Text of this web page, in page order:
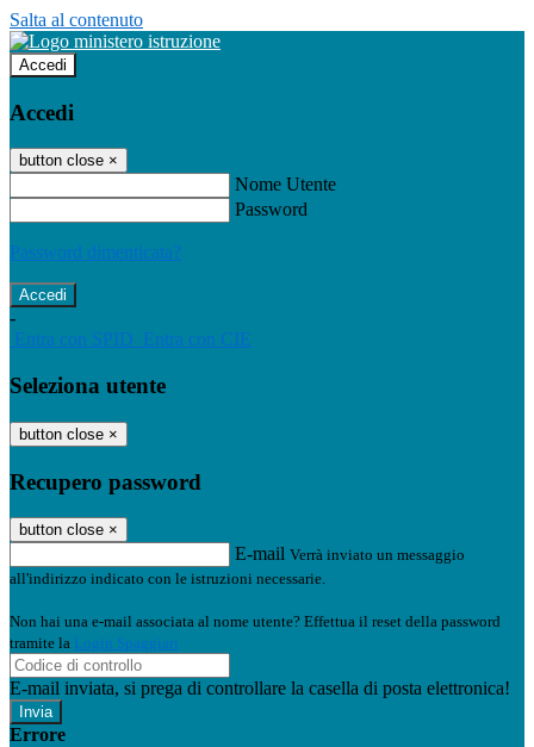
Salta al contenuto
Accedi
Accedi
button close ×
Nome Utente
Password
Password dimenticata?
-
Entra con SPID Entra con CIE
Seleziona utente
button close ×
Recupero password
button close ×
E-mail Verrà inviato un messaggio
all'indirizzo indicato con le istruzioni necessarie.
Non hai una e-mail associata al nome utente? Effettua il reset della password
tramite la Login Spaggiari
E-mail inviata, si prega di controllare la casella di posta elettronica!
Errore